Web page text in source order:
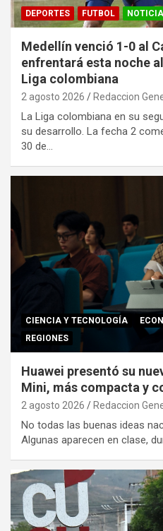
DEPORTES FUTBOL
Medellín venció 1-0 al
enfrentará esta noche
Liga colombiana
2 agosto 2026 Redaccion
La Liga colombiana en su
su desarrollo. La fecha 2
30 de…
CIENCIA Y TECNOLOGÍA
REGIONES
Huawei presentó su
Mini, más compacta y
2 agosto 2026 Redaccion
No todas las buenas ideas
Algunas aparecen en clase,